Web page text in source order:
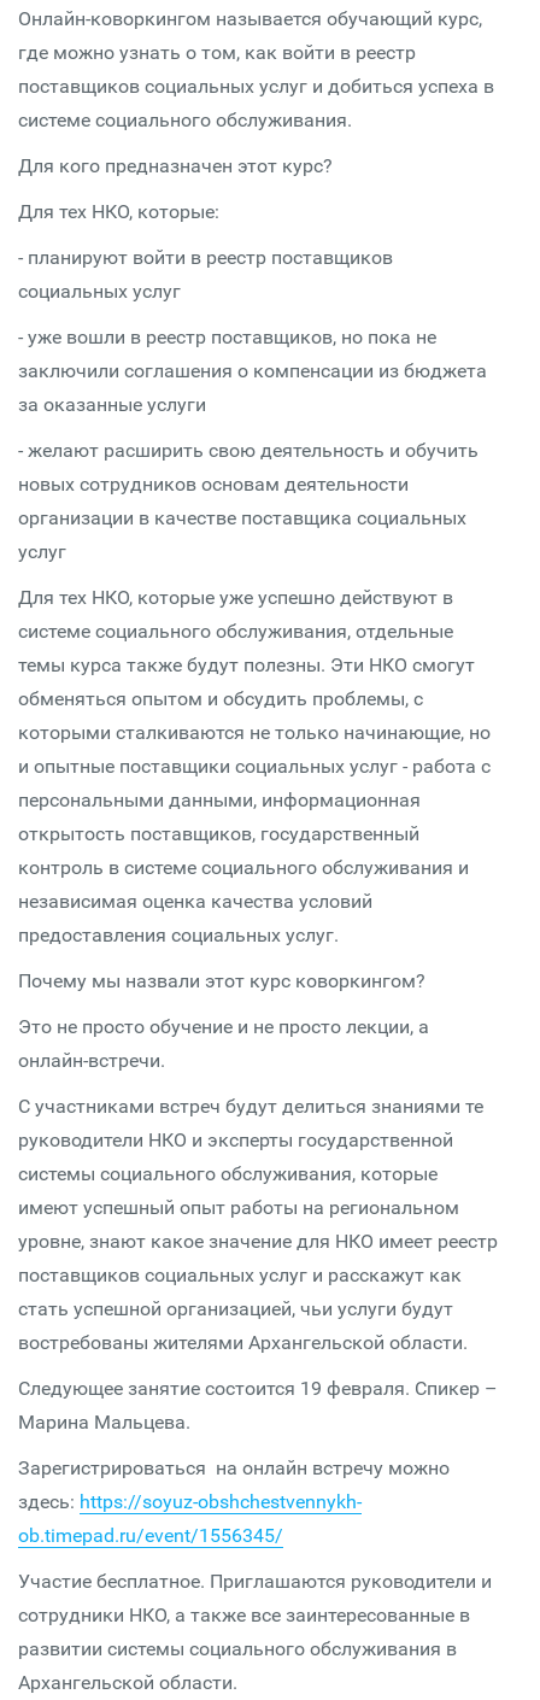
Онлайн-коворкингом называется обучающий курс,
где можно узнать о том, как войти в реестр
поставщиков социальных услуг и добиться успеха в
системе социального обслуживания.
Для кого предназначен этот курс?
Для тех НКО, которые:
- планируют войти в реестр поставщиков
социальных услуг
- уже вошли в реестр поставщиков, но пока не
заключили соглашения о компенсации из бюджета
за оказанные услуги
- желают расширить свою деятельность и обучить
новых сотрудников основам деятельности
организации в качестве поставщика социальных
услуг
Для тех НКО, которые уже успешно действуют в
системе социального обслуживания, отдельные
темы курса также будут полезны. Эти НКО смогут
обменяться опытом и обсудить проблемы, с
которыми сталкиваются не только начинающие, но
и опытные поставщики социальных услуг - работа с
персональными данными, информационная
открытость поставщиков, государственный
контроль в системе социального обслуживания и
независимая оценка качества условий
предоставления социальных услуг.
Почему мы назвали этот курс коворкингом?
Это не просто обучение и не просто лекции, а
онлайн-встречи.
С участниками встреч будут делиться знаниями те
руководители НКО и эксперты государственной
системы социального обслуживания, которые
имеют успешный опыт работы на региональном
уровне, знают какое значение для НКО имеет реестр
поставщиков социальных услуг и расскажут как
стать успешной организацией, чьи услуги будут
востребованы жителями Архангельской области.
Следующее занятие состоится 19 февраля. Спикер –
Марина Мальцева.
Зарегистрироваться на онлайн встречу можно
здесь: https://soyuz-obshchestvennykh-
ob.timepad.ru/event/1556345/
Участие бесплатное. Приглашаются руководители и
сотрудники НКО, а также все заинтересованные в
развитии системы социального обслуживания в
Архангельской области.